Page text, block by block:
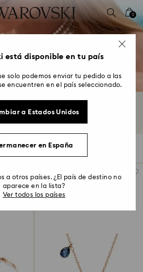
0
los collares, las pulseras y los pendientes de...
Filtros
Filtros
está disponible en tu país
solo podemos enviar tu pedido a las
encuentren en el país seleccionado.
a Estados Unidos
en España
a otros países. ¿El país de destino no
aparece en la lista?
Ver todos los países